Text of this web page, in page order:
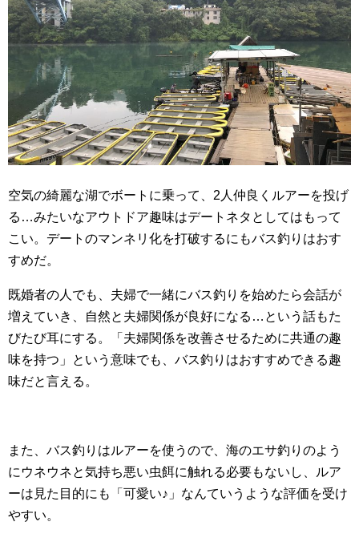
空気の綺麗な湖でボートに乗って、2人仲良くルアーを投げ
る…みたいなアウトドア趣味はデートネタとしてはもって
こい。デートのマンネリ化を打破するにもバス釣りはおす
すめだ。
既婚者の人でも、夫婦で一緒にバス釣りを始めたら会話が
増えていき、自然と夫婦関係が良好になる…という話もた
びたび耳にする。「夫婦関係を改善させるために共通の趣
味を持つ」という意味でも、バス釣りはおすすめできる趣
味だと言える。
また、バス釣りはルアーを使うので、海のエサ釣りのよう
にウネウネと気持ち悪い虫餌に触れる必要もないし、ルア
ーは見た目的にも「可愛い♪」なんていうような評価を受け
やすい。